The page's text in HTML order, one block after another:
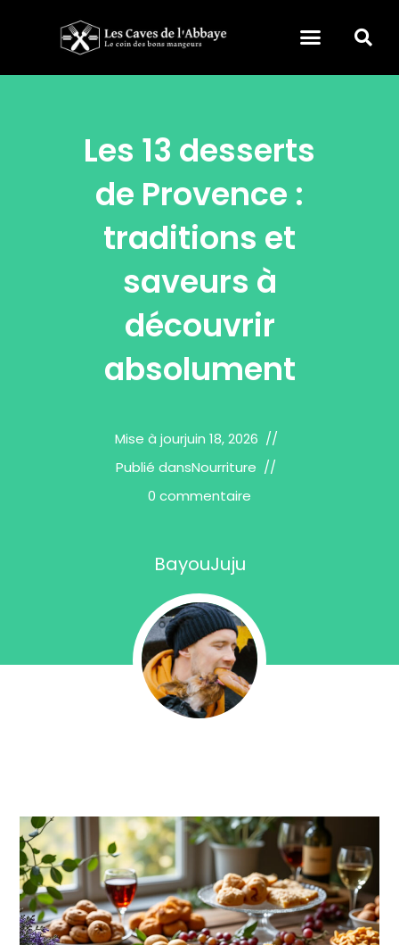
Les 13 desserts
de Provence :
traditions et
saveurs à
découvrir
absolument
Mise à jourjuin 18, 2026
Publié dansNourriture
0 commentaire
BayouJuju